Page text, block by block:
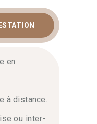
en
à distance.
ou inter-